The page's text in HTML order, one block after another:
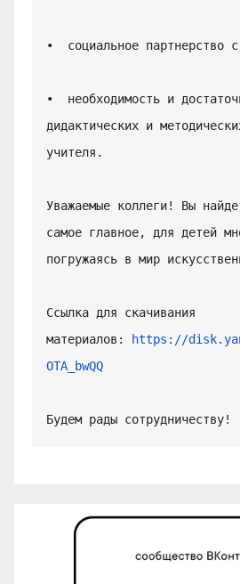
•  социальное партнерство
•  необходимость и
дидактических и
учителя.
Уважаемые коллеги! Вы
самое главное, для детей
погружаясь в мир
Ссылка для скачивания
материалов:
https://
OTA_bwQQ
Будем рады сотрудничеству!